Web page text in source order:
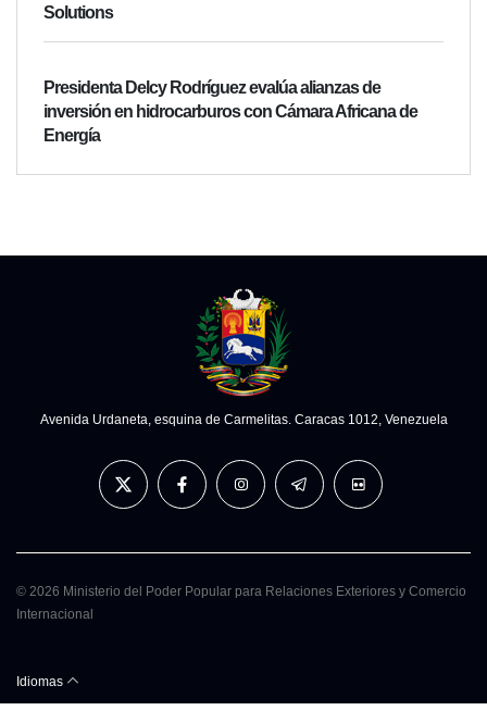
Solutions
Presidenta Delcy Rodríguez evalúa alianzas de
inversión en hidrocarburos con Cámara Africana de
Energía
Avenida Urdaneta, esquina de Carmelitas. Caracas 1012, Venezuela
© 2026 Ministerio del Poder Popular para Relaciones Exteriores y Comercio
Internacional
Idiomas